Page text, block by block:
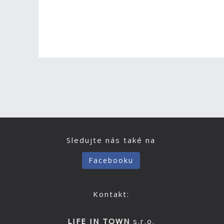
Sledujte nás také na
Facebooku
Kontakt:
LIFE IN TOWN s.r.o.